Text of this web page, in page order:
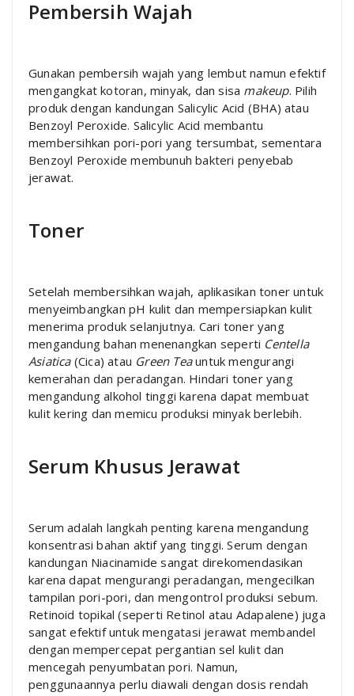
Pembersih Wajah
Gunakan pembersih wajah yang lembut namun efektif
mengangkat kotoran, minyak, dan sisa makeup. Pilih
produk dengan kandungan Salicylic Acid (BHA) atau
Benzoyl Peroxide. Salicylic Acid membantu
membersihkan pori-pori yang tersumbat, sementara
Benzoyl Peroxide membunuh bakteri penyebab
jerawat.
Toner
Setelah membersihkan wajah, aplikasikan toner untuk
menyeimbangkan pH kulit dan mempersiapkan kulit
menerima produk selanjutnya. Cari toner yang
mengandung bahan menenangkan seperti Centella
Asiatica(Cica) atau Green Teauntuk mengurangi
kemerahan dan peradangan. Hindari toner yang
mengandung alkohol tinggi karena dapat membuat
kulit kering dan memicu produksi minyak berlebih.
Serum Khusus Jerawat
Serum adalah langkah penting karena mengandung
konsentrasi bahan aktif yang tinggi. Serum dengan
kandungan Niacinamide sangat direkomendasikan
karena dapat mengurangi peradangan, mengecilkan
tampilan pori-pori, dan mengontrol produksi sebum.
Retinoid topikal (seperti Retinol atau Adapalene) juga
sangat efektif untuk mengatasi jerawat membandel
dengan mempercepat pergantian sel kulit dan
mencegah penyumbatan pori. Namun,
penggunaannya perlu diawali dengan dosis rendah